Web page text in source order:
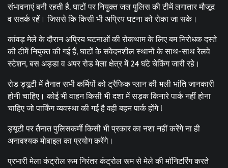
संभावनाएं बनी रहती है. घाटों पर नियुक्त जल पुलिस की टीमें लगातार मौजूद
व सतर्क रहें। जिससे कि किसी भी अप्रिय घटना को रोका जा सके।
कांवड़ मेले के दौरान अप्रिय घटनाओं की रोकथाम के लिए बम निरोधक दस्ते
की टीमें नियुक्त की गई हैं, घाटों के संवेदनशील स्थानों के साथ-साथ रेलवे
स्टेशन, बस अड्डा व अपर रोड मेला क्षेत्र में 24 घंटे चेकिंग जारी रहे।
रोड ड्यूटी में तैनात सभी कर्मियों को ट्रैफिक प्लान की भली भांति जानकारी
होनी चाहिए। कोई भी वाहन किसी भी दशा में सड़क किनारे पार्क नहीं होना
चाहिए जो पार्किंग व्यवस्था की गई है वही बहन पार्क होंगे l
ड्यूटी पर तैनात पुलिसकर्मी किसी भी प्रकार का नशा नहीं करेंगे ना ही
अनावश्यक मोबाइल का प्रयोग करेंगे।
प्रभारी मेला कंट्रोल रूम निरंतर कंट्रोल रूम से मेले की मॉनिटरिंग करते